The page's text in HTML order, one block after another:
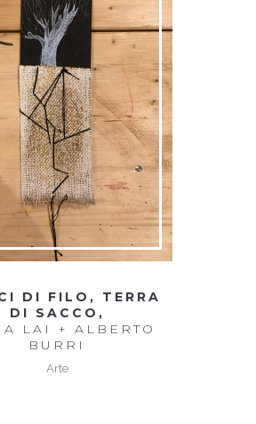
DI FILO, TERRA
DI SACCO,
LAI + ALBERTO
BURRI
Arte